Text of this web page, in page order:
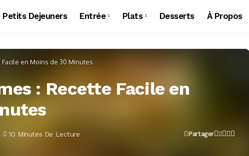
Petits Dejeuners Entrée Plats Desserts À Propos
en Moins de 30 Minutes
: Recette Facile en
10 Minutes De Lecture Partager